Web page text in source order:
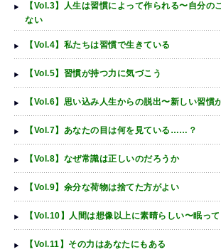
【Vol.3】人生は習慣によって作られる〜自分の
ない
【Vol.4】私たちは習慣で生きている
【Vol.5】習慣が持つ力に気づこう
【Vol.6】思い込み人生からの脱出〜新しい習慣
【Vol.7】あなたの目は何を見ている……？
【Vol.8】なぜ常識は正しいのだろうか
【Vol.9】余分な荷物は捨てた方がよい
【Vol.10】人間は想像以上に素晴らしい〜眠っ
【Vol.11】その力はあなたにもある